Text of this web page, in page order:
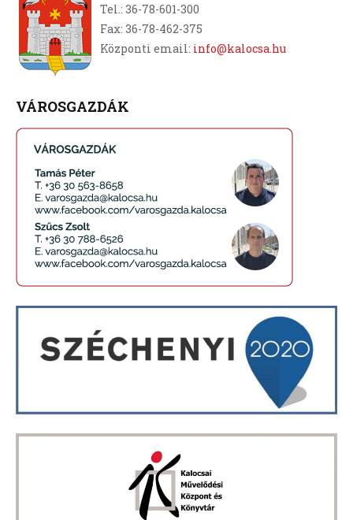
Tel.: 36-78-601-300
Fax: 36-78-462-375
Központi email: info@kalocsa.hu
VÁROSGAZDÁK